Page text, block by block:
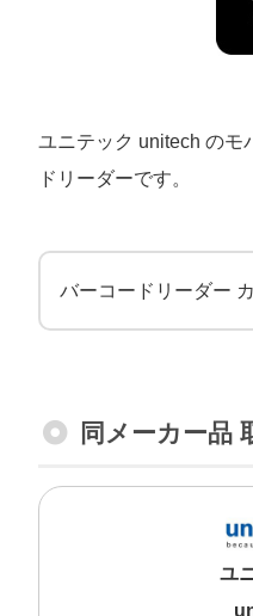
ユニテック unitech のモ
ドリーダーです。
バーコードリーダー
同メーカー品
ユ